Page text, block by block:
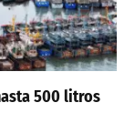
500 litros